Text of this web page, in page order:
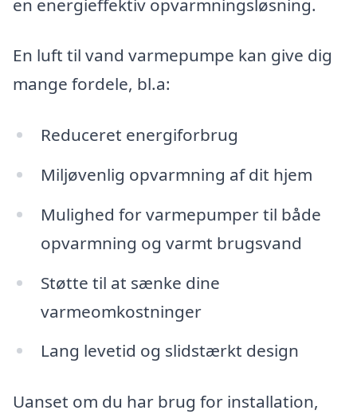
En luft til vand varmepumpe kan give dig
mange fordele, bl.a:
Reduceret energiforbrug
Miljøvenlig opvarmning af dit hjem
Mulighed for varmepumper til både
opvarmning og varmt brugsvand
Støtte til at sænke dine
varmeomkostninger
Lang levetid og slidstærkt design
Uanset om du har brug for installation,